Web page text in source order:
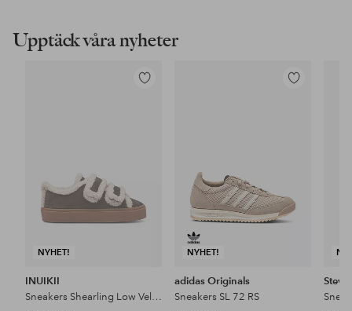
Upptäck våra nyheter
NYHET!
Lägg
INUIKII
Sneakers Shearling Low Velcro
NYHET!
Lägg
adidas Originals
Sneakers SL 72 RS